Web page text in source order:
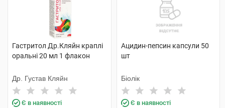
Гастритол Др.Кляйн краплі
оральні 20 мл 1 флакон
Др. Густав Кляйн
Є в наявності
Ацидин-пепсин капсули 50
шт
Біолік
Є в наявності